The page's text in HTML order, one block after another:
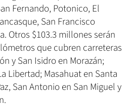
Fernando, Potonico, El
San Francisco
Otros $103.3 millones serán
que cubren carreteras
y San Isidro en Morazán;
Libertad; Masahuat en Santa
San Antonio en San Miguel y